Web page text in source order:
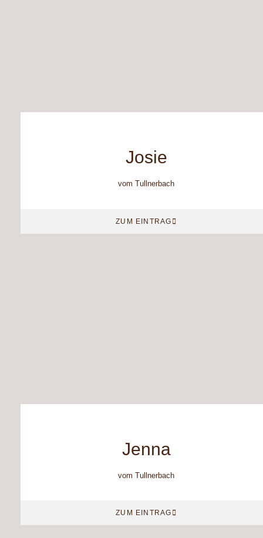
Josie
vom Tullnerbach
ZUM EINTRAG
Jenna
vom Tullnerbach
ZUM EINTRAG